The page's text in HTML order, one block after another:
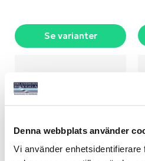
Denna webbplats använder
Vi använder
Se varianter